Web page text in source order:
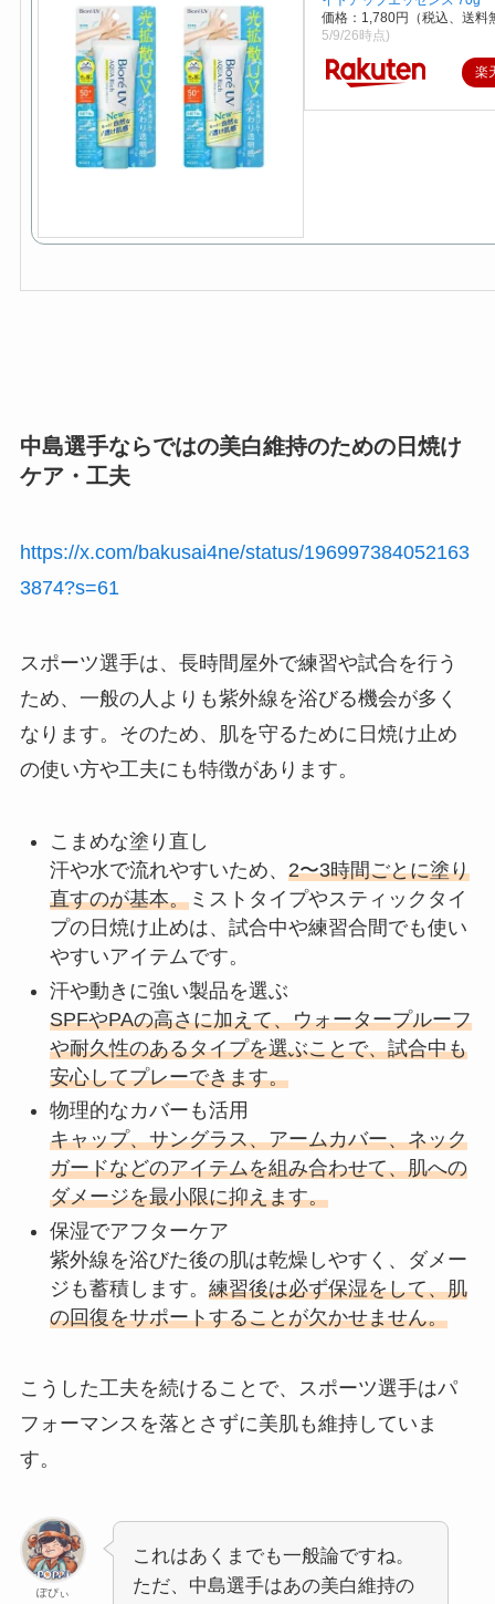
価格：1,780円（税込、送料
5/9/26時点)
楽
中島選手ならではの美白維持のための日焼け
ケア・工夫
https://x.com/bakusai4ne/status/196997384052163
3874?s=61
スポーツ選手は、長時間屋外で練習や試合を行う
ため、一般の人よりも紫外線を浴びる機会が多く
なります。そのため、肌を守るために日焼け止め
の使い方や工夫にも特徴があります。
こまめな塗り直し
汗や水で流れやすいため、 2〜3時間ごとに塗り
直すのが基本。ミストタイプやスティックタイ
プの日焼け止めは、試合中や練習合間でも使い
やすいアイテムです。
汗や動きに強い製品を選ぶ
SPFやPAの高さに加えて、ウォータープルーフ
や耐久性のあるタイプを選ぶことで、試合中も
安心してプレーできます。
物理的なカバーも活用
キャップ、サングラス、アームカバー、ネック
ガードなどのアイテムを組み合わせて、肌への
ダメージを最小限に抑えます。
保湿でアフターケア
紫外線を浴びた後の肌は乾燥しやすく、ダメー
ジも蓄積します。 練習後は必ず保湿をして、肌
の回復をサポートすることが欠かせません。
こうした工夫を続けることで、スポーツ選手はパ
フォーマンスを落とさずに美肌も維持していま
す。
ぽぴぃ
これはあくまでも一般論ですね。
ただ、中島選手はあの美白維持の